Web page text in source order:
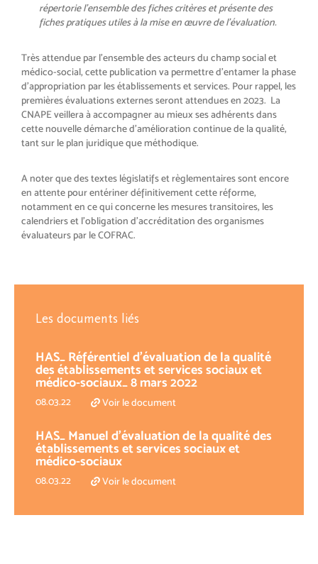
répertorie l’ensemble des fiches critères et présente des
fiches pratiques utiles à la mise en œuvre de l’évaluation.
Très attendue par l’ensemble des acteurs du champ social et
médico-social, cette publication va permettre d’entamer la phase
d’appropriation par les établissements et services. Pour rappel, les
premières évaluations externes seront attendues en 2023. La
CNAPE veillera à accompagner au mieux ses adhérents dans
cette nouvelle démarche d’amélioration continue de la qualité,
tant sur le plan juridique que méthodique.
A noter que des textes législatifs et règlementaires sont encore
en attente pour entériner définitivement cette réforme,
notamment en ce qui concerne les mesures transitoires, les
calendriers et l’obligation d’accréditation des organismes
évaluateurs par le COFRAC.
Les documents liés
HAS_ Référentiel d’évaluation de la qualité
des établissements et services sociaux et
médico-sociaux_ 8 mars 2022
08.03.22 Voir le document
HAS_ Manuel d’évaluation de la qualité des
établissements et services sociaux et
médico-sociaux
08.03.22 Voir le document